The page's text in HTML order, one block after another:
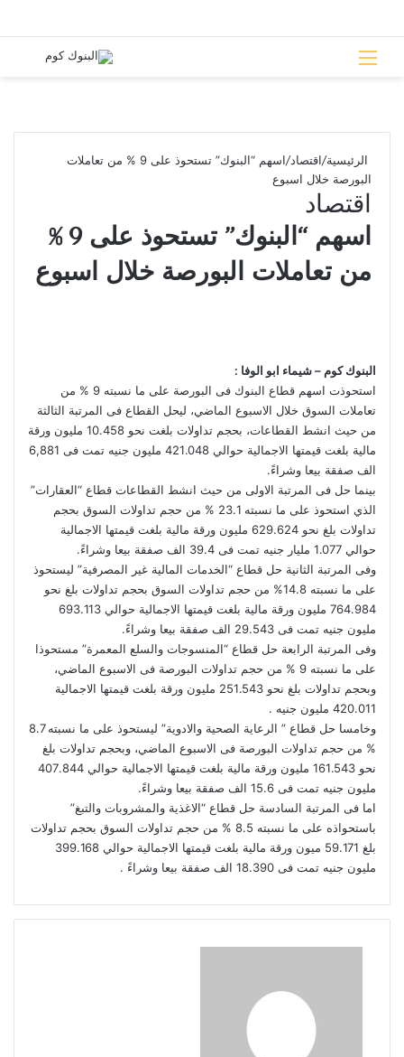
القائمة
الرئيسية/اقتصاد/
اسهم “البنوك” تستحوذ على 9 % من تعاملات
البورصة خلال اسبوع
اقتصاد
اسهم “البنوك” تستحوذ على 9 %
من تعاملات البورصة خلال اسبوع
البنوك كوم – شيماء ابو الوفا :
استحوذت اسهم قطاع البنوك فى البورصة على ما نسبته 9 % من
تعاملات السوق خلال الاسبوع الماضي، ليحل القطاع فى المرتبة الثالثة
من حيث انشط القطاعات، بحجم تداولات بلغت نحو 10.458 مليون ورقة
مالية بلغت قيمتها الاجمالية حوالي 421.048 مليون جنيه تمت فى 6,881
الف صفقة بيعا وشراءً.
بينما حل فى المرتبة الاولى من حيث انشط القطاعات قطاع “العقارات”
الذي استحوذ على ما نسبته 23.1 % من حجم تداولات السوق بحجم
تداولات بلغ نحو 629.624 مليون ورقة مالية بلغت قيمتها الاجمالية
حوالي 1.077 مليار جنيه تمت فى 39.4 الف صفقة بيعا وشراءً.
وفى المرتبة الثانية حل قطاع “الخدمات المالية غير المصرفية” ليستحوذ
على ما نسبته 14.8% من حجم تداولات السوق بحجم تداولات بلغ نحو
764.984 مليون ورقة مالية بلغت قيمتها الاجمالية حوالي 693.113
مليون جنيه تمت فى 29.543 الف صفقة بيعا وشراءً.
وفى المرتبة الرابعة حل قطاع “المنسوجات والسلع المعمرة” مستحوذا
على ما نسبته 9 % من حجم تداولات البورصة فى الاسبوع الماضي،
وبحجم تداولات بلغ نحو 251.543 مليون ورقة بلغت قيمتها الاجمالية
420.011 مليون جنيه .
وخامسا حل قطاع ” الرعاية الصحية والادوية” ليستحوذ على ما نسبته 8.7
% من حجم تداولات البورصة فى الاسبوع الماضي، وبحجم تداولات بلغ
نحو 161.543 مليون ورقة مالية بلغت قيمتها الاجمالية حوالي 407.844
مليون جنيه تمت فى 15.6 الف صفقة بيعا وشراءً.
اما فى المرتبة السادسة حل قطاع “الاغذية والمشروبات والتبغ”
باستحواذه على ما نسبته 8.5 % من حجم تداولات السوق بحجم تداولات
بلغ 59.171 ميون ورقة مالية بلغت قيمتها الاجمالية حوالي 399.168
مليون جنيه تمت فى 18.390 الف صفقة بيعا وشراءً .